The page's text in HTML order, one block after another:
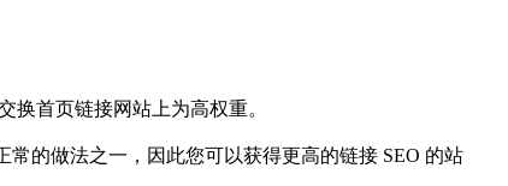
换首页链接网站上为高权重。
的做法之一，因此您可以获得更高的链接 SEO 的站